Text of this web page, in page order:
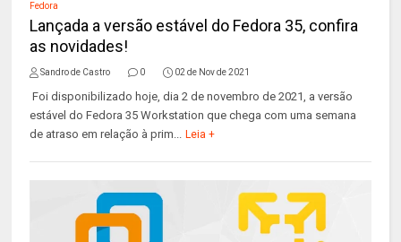
Fedora
Lançada a versão estável do Fedora 35, confira
as novidades!
Sandro de Castro 0 02 de Nov de 2021
Foi disponibilizado hoje, dia 2 de novembro de 2021, a versão
estável do Fedora 35 Workstation que chega com uma semana
de atraso em relação à prim... Leia +